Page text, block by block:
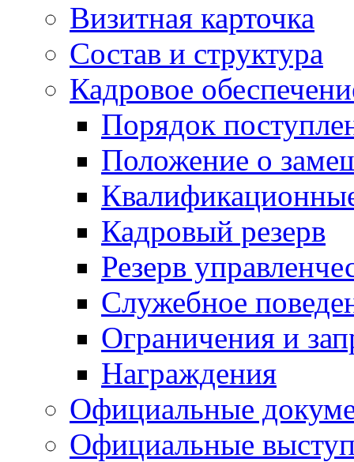
Визитная карточка
Состав и структура
Кадровое
Порядок
Положение о
Кадровый резерв
Резерв
Служебное
Ограничения и
Награждения
Официальные
Официальные